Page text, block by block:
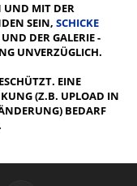
UND MIT DER
SEIN, SCHICKE
DER GALERIE -
UNVERZÜGLICH.
EINE
(Z.B. UPLOAD IN S
BEDARF E